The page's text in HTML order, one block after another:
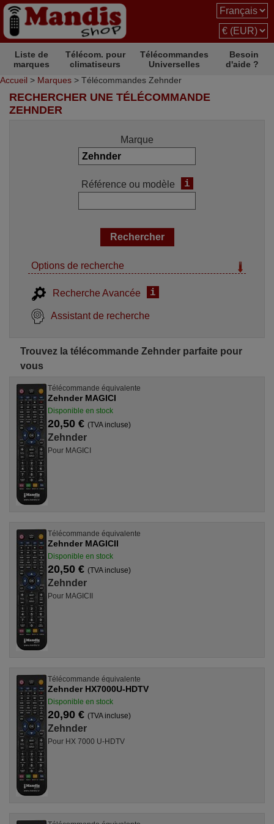
Liste de
marques
Télécom. pour
climatiseurs
Télécommandes
Universelles
Besoin
d'aide ?
Accueil > Marques > Télécommandes Zehnder
RECHERCHER UNE TÉLÉCOMMANDE
ZEHNDER
Marque
Référence ou modèle i
Options de recherche
Recherche Avancée i
Assistant de recherche
Trouvez la télécommande Zehnder parfaite pour
vous
Télécommande équivalente
Zehnder MAGICI
Disponible en stock
20,50 € (TVA incluse)
Zehnder
Pour MAGICI
Télécommande équivalente
Zehnder MAGICII
Disponible en stock
20,50 € (TVA incluse)
Zehnder
Pour MAGICII
Télécommande équivalente
Zehnder HX7000U-HDTV
Disponible en stock
20,90 € (TVA incluse)
Zehnder
Pour HX 7000 U-HDTV